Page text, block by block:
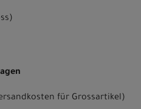
für Grossartikel)